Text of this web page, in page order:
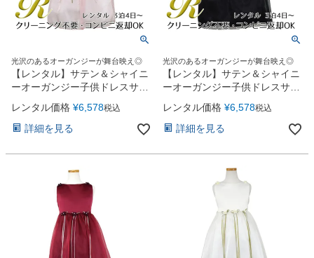
光沢のあるオーガンジーが舞台映え◎
【レンタル】サテン＆シャイニ
ーオーガンジー子供ドレスサニ
ー(KD149)ダスティローズ
レンタル価格 ¥6,578税込
詳細を見る
光沢のあるオーガンジーが舞台映え◎
【レンタル】サテン＆シャイニ
ーオーガンジー子供ドレスサニ
ー(KD149)ブラック
レンタル価格 ¥6,578税込
詳細を見る